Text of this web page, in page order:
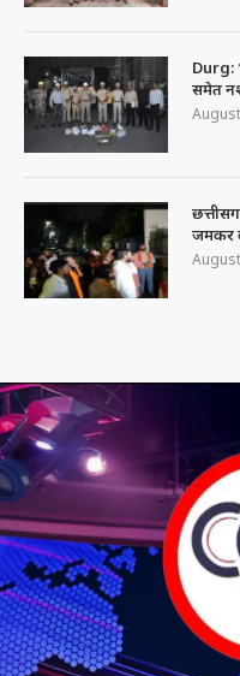
Durg:
समेत
जमकर